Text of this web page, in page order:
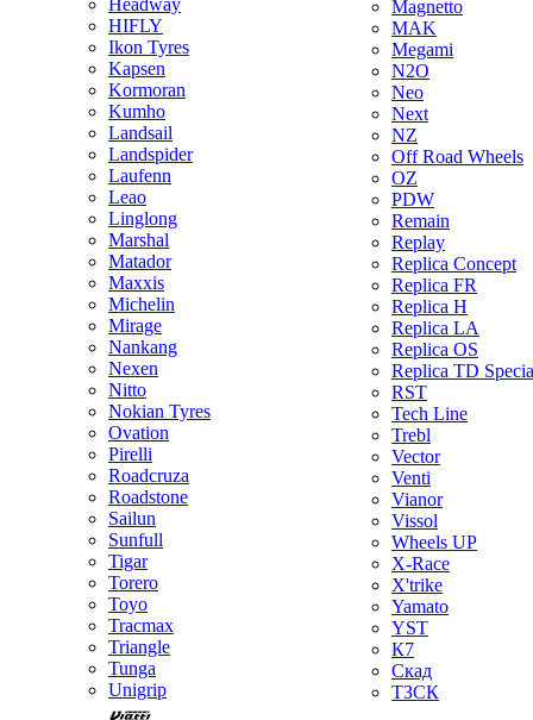
Headway
HIFLY
Ikon Tyres
Kapsen
Kormoran
Kumho
Landsail
Landspider
Laufenn
Leao
Linglong
Marshal
Matador
Maxxis
Michelin
Mirage
Nankang
Nexen
Nitto
Nokian Tyres
Ovation
Pirelli
Roadcruza
Roadstone
Sailun
Sunfull
Tigar
Torero
Toyo
Tracmax
Triangle
Tunga
Unigrip
Magnetto
MAK
Megami
N2O
Neo
Next
NZ
Off Road Wheels
OZ
PDW
Remain
Replay
Replica Concept
Replica FR
Replica H
Replica LA
Replica OS
Replica TD
RST
Tech Line
Trebl
Vector
Venti
Vianor
Vissol
Wheels UP
X-Race
X'trike
Yamato
YST
К7
Скад
ТЗСК